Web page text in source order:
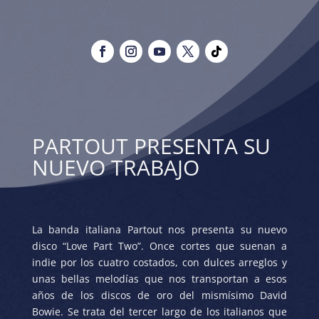
PARTOUT PRESENTA SU
NUEVO TRABAJO
La banda italiana Partout nos presenta su nuevo
disco “Love Part Two”. Once cortes que suenan a
indie por los cuatro costados, con dulces arreglos y
unas bellas melodías que nos transportan a esos
años de los discos de oro del mismísimo David
Bowie. Se trata del tercer largo de los italianos que